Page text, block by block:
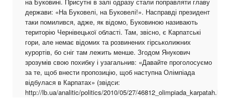
держави: «На Буковелі, на Буковелі!». Насправді президент
таки помилився, адже, як відомо, Буковиною називають
територію Чернівецької області. Там, звісно, є Карпатські
гори, але немає відомих та розвинених гірськолижних
курортів, бо сніг там лежить менше. Згодом Янукович
зрозумів свою похибку і узагальнив: «Давайте проголосуємо
за те, щоб внести пропозицію, щоб наступна Олімпіада
відбулася в Карпатах» (звідси:
http://lb.ua/analitic/politics/2010/05/27/